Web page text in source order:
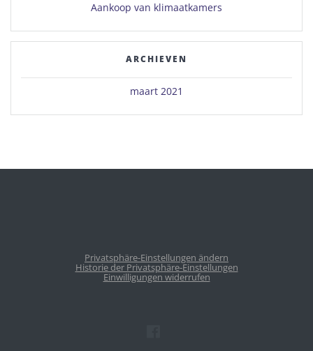
Aankoop van klimaatkamers
ARCHIEVEN
maart 2021
Privatsphäre-Einstellungen ändern
Historie der Privatsphäre-Einstellungen
Einwilligungen widerrufen